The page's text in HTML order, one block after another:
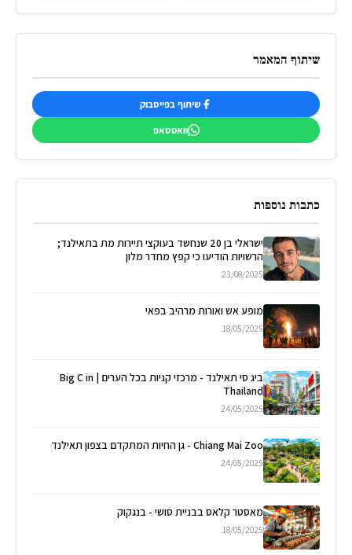
שיתוף המאמר
שיתוף בפייסבוק
וואטסאפ
כתבות נוספות
ישראלי בן 20 שנחשד בעוקצי תיירות מת בתאילנד;
הרשויות הודיעו כי קפץ מחדר מלון
23/08/2025
מופע אש ואורות מרהיב בפאי
18/05/2025
ביג סי תאילנד - מרכזי קניות בכל הערים | Big C in
Thailand
24/05/2025
Chiang Mai Zoo - גן החיות המתקדם בצפון תאילנד
24/05/2025
מאסטר קלאס בבניית סושי - בנגקוק
18/05/2025